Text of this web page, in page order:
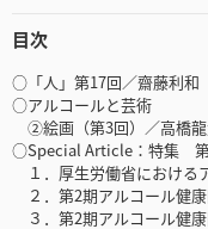
目次
○「人」第17回／齋藤利和
○アルコールと芸術
②絵画（第3回）／高橋
○Special Article：特集 第
１．厚生労働省における
２．第2期アルコール健
３．第2期アルコール健